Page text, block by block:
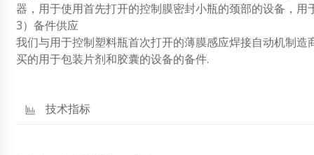
器，用于使用首先打开的控制膜密封小瓶的颈部的设备，
3）备件供应
我们与用于控制塑料瓶首次打开的薄膜感应焊接自动机制
买的用于包装片剂和胶囊的设备的备件.
技术指标